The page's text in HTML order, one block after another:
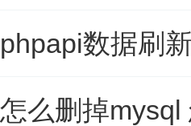
phpapi数据刷
怎么删掉mysql